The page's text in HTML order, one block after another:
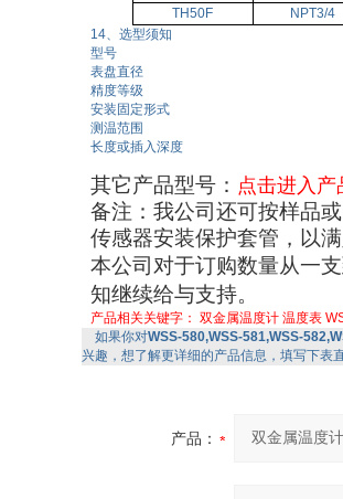
TH50F
NPT3/4
14、选型须知
型号
表盘直径
精度等级
安装固定形式
测温范围
长度或插入深度
其它产品型号： 点击进入产
备注：我公司还可按样品
传感器安装保护套管，以
本公司对于订购数量从一
知继续给与支持。
产品相关关键字： 双金属温度计 温度表
如果你对WSS-580,WSS-581,WSS-
兴趣，想了解更详细的产品信息，填写下表
产品：